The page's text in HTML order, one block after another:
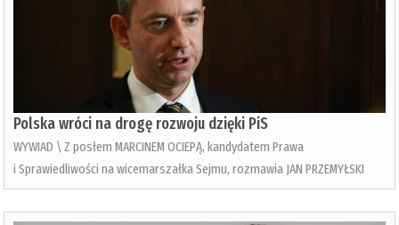
Polska wróci na drogę rozwoju dzięki PiS
WYWIAD \ Z posłem MARCINEM OCIEPĄ, kandydatem Prawa
i Sprawiedliwości na wicemarszałka Sejmu, rozmawia JAN PRZEMYŁSKI